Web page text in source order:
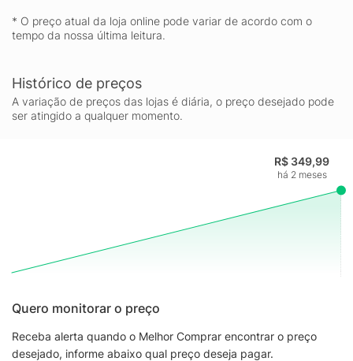
* O preço atual da loja online pode variar de acordo com o
tempo da nossa última leitura.
Histórico de preços
A variação de preços das lojas é diária, o preço desejado pode
ser atingido a qualquer momento.
R$ 349,99
há 2 meses
Quero monitorar o preço
Receba alerta quando o Melhor Comprar encontrar o preço
desejado, informe abaixo qual preço deseja pagar.